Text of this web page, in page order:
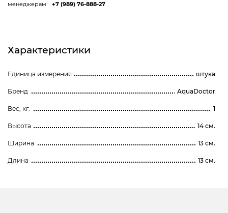
менеджерам:
+7 (989) 76-888-27
Характеристики
Единица измерения штука
Бренд AquaDoctor
Вес, кг. 1
Высота 14 см.
Ширина 13 см.
Длина 13 см.